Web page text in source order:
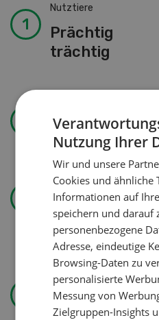
Nutztiere
Prächtig
trächtig
Solomix
Betriebsführung
Kein
Bewilligung
Wasser
Nutzung Ihrer
Wir und unsere
Cookies und ähnliche
Informationen auf
speichern und darauf
personenbezogene
Adresse, eindeutige
Browsing-Daten zu
personalisierte
Messung von
Zielgruppen-Insights